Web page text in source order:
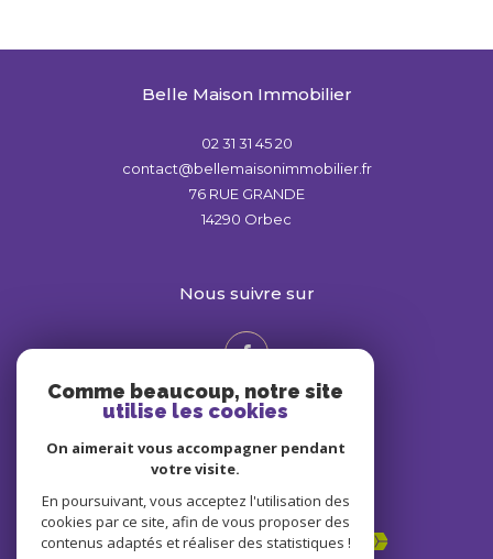
Belle Maison Immobilier
02 31 31 45 20
contact@bellemaisonimmobilier.fr
76 RUE GRANDE
14290
Orbec
nous suivre sur
Adhérents
Comme beaucoup, notre site
utilise les cookies
On aimerait vous accompagner pendant
votre visite.
En poursuivant, vous acceptez l'utilisation des
cookies par ce site, afin de vous proposer des
contenus adaptés et réaliser des statistiques !